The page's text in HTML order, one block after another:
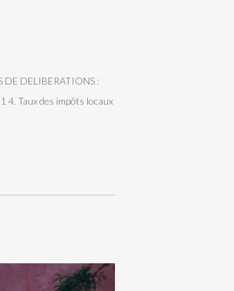
DELIBERATIONS :
4. Taux des impôts locaux